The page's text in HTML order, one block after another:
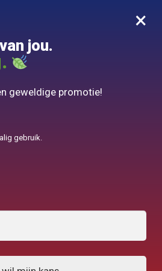
0
50€ aankopen met DJINN-code10
×
jou.
geweldige promotie!
gebruik.